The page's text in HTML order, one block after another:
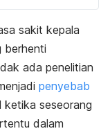
sakit kepala
berhenti
ada penelitian
penyebab
ketika seseorang
dalam